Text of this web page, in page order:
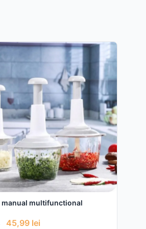
manual multifunctional
45,99 lei